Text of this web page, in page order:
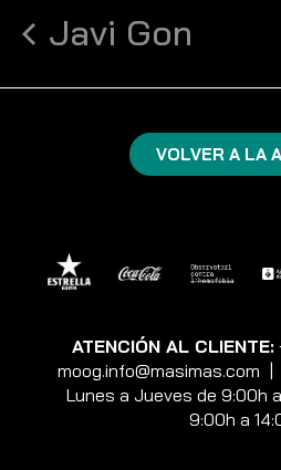
Javi Gon
VOLVER A LA
ATENCIÓN AL CLIENTE:
moog.info@masimas.com |
Lunes a Jueves de 9:00h
9:00h a